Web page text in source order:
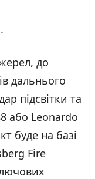
до
дальнього
підсвітки та
або Leonardo
буде на базі
Fire